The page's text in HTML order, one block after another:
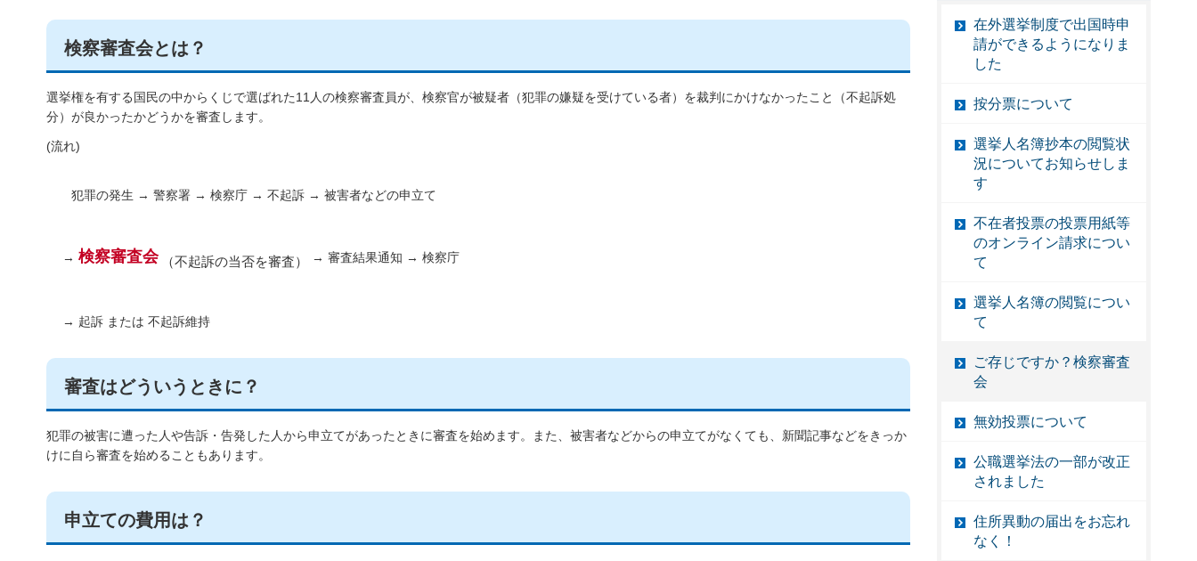
検察審査会とは？
選挙権を有する国民の中からくじで選ばれた11人の検察審査員が、検察官が被疑者（犯罪の嫌疑を受けている者）を裁判にかけなかったこと（不起訴処
分）が良かったかどうかを審査します。
(流れ)
犯罪の発生 → 警察署 → 検察庁 → 不起訴 → 被害者などの申立て
→ 検察審査会 （不起訴の当否を審査） → 審査結果通知 → 検察庁
→ 起訴 または 不起訴維持
審査はどういうときに？
犯罪の被害に遭った人や告訴・告発した人から申立てがあったときに審査を始めます。また、被害者などからの申立てがなくても、新聞記事などをきっか
けに自ら審査を始めることもあります。
申立ての費用は？
在外選挙制度で出国時申
請ができるようになりま
した
按分票について
選挙人名簿抄本の閲覧状
況についてお知らせしま
す
不在者投票の投票用紙等
のオンライン請求につい
て
選挙人名簿の閲覧につい
て
ご存じですか？検察審査
会
無効投票について
公職選挙法の一部が改正
されました
住所異動の届出をお忘れ
なく！